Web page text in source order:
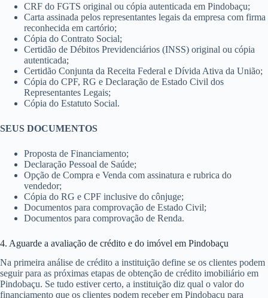
CRF do FGTS original ou cópia autenticada em Pindobaçu;
Carta assinada pelos representantes legais da empresa com firma
reconhecida em cartório;
Cópia do Contrato Social;
Certidão de Débitos Previdenciários (INSS) original ou cópia
autenticada;
Certidão Conjunta da Receita Federal e Dívida Ativa da União;
Cópia do CPF, RG e Declaração de Estado Civil dos
Representantes Legais;
Cópia do Estatuto Social.
SEUS DOCUMENTOS
Proposta de Financiamento;
Declaração Pessoal de Saúde;
Opção de Compra e Venda com assinatura e rubrica do
vendedor;
Cópia do RG e CPF inclusive do cônjuge;
Documentos para comprovação de Estado Civil;
Documentos para comprovação de Renda.
4. Aguarde a avaliação de crédito e do imóvel em Pindobaçu
Na primeira análise de crédito a instituição define se os clientes podem
seguir para as próximas etapas de obtenção de crédito imobiliário em
Pindobaçu. Se tudo estiver certo, a instituição diz qual o valor do
financiamento que os clientes podem receber em Pindobaçu para